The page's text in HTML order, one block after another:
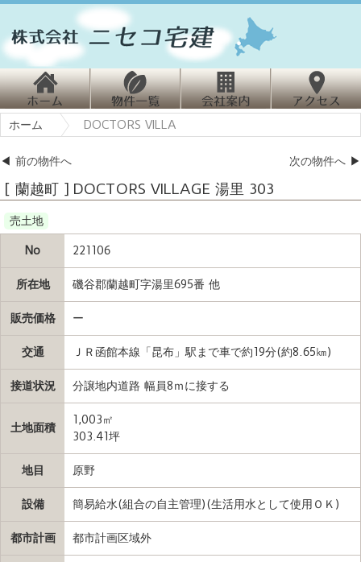
ホ
ーム
物
件情報
会
ホーム DOCTORS VILLA
◀ 前の物件へ 次の物件へ ▶
[ 蘭越町 ] DOCTORS VILLAGE 湯里 303
売土地
No 221106
所在地 磯谷郡蘭越町字湯里695番 他
販売価格 ー
交通 ＪＲ函館本線「昆布」駅まで車で約19分(約8.65㎞)
接道状況 分譲地内道路 幅員8ｍに接する
土地面積
1,003㎡
303.41坪
地目 原野
設備 簡易給水(組合の自主管理)(生活用水として使用ＯＫ)
都市計画 都市計画区域外